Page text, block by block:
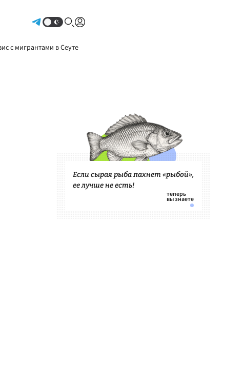
с мигрантами в Сеуте
Если сырая рыба пахнет «рыбой»,
ее лучше не есть!